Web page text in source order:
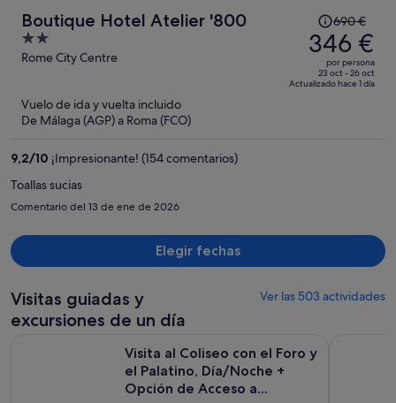
Boutique Hotel Atelier '800
2
out
5
Rome City Centre
El
precio
era
de
690 €,
690 €
346 €
por persona
23 oct - 26 oct
Actualizado hace 1 día
Vuelo de ida y vuelta incluido
De Málaga (AGP) a Roma (FCO)
9,2/10 ¡Impresionante! (154 comentarios)
Toallas sucias
Comentario del 13 de ene de 2026
Elegir fechas
Visitas guiadas y
excursiones de un día
Ver las 503 actividades
Visita al Coliseo con el Foro y
el Palatino, Día/Noche +
Opción de Acceso a...